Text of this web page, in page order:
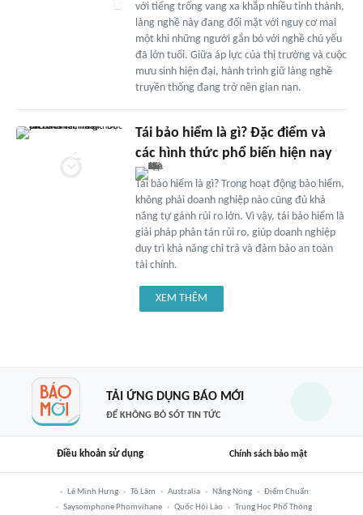
với tiếng trống vang xa khắp nhiều tỉnh thành,
làng nghề này đang đối mặt với nguy cơ mai
một khi những người gắn bó với nghề chủ yếu
đã lớn tuổi. Giữa áp lực của thị trường và cuộc
mưu sinh hiện đại, hành trình giữ làng nghề
truyền thống đang trở nên gian nan.
Tái bảo hiểm là gì? Đặc điểm và
các hình thức phổ biến hiện nay
Tái bảo hiểm là gì? Trong hoạt động bảo hiểm,
không phải doanh nghiệp nào cũng đủ khả
năng tự gánh rủi ro lớn. Vì vậy, tái bảo hiểm là
giải pháp phân tán rủi ro, giúp doanh nghiệp
duy trì khả năng chi trả và đảm bảo an toàn
tài chính.
XEM THÊM
TẢI ỨNG DỤNG BÁO MỚI
ĐỂ KHÔNG BỎ SÓT TIN TỨC
Điều khoản sử dụng Chính sách bảo mật
Lê Minh Hưng Tô Lâm Australia Nắng Nóng
Điểm Chuẩn
Saysomphone Phomvihane
Quốc Hội Lào Trung Học Phổ Thông